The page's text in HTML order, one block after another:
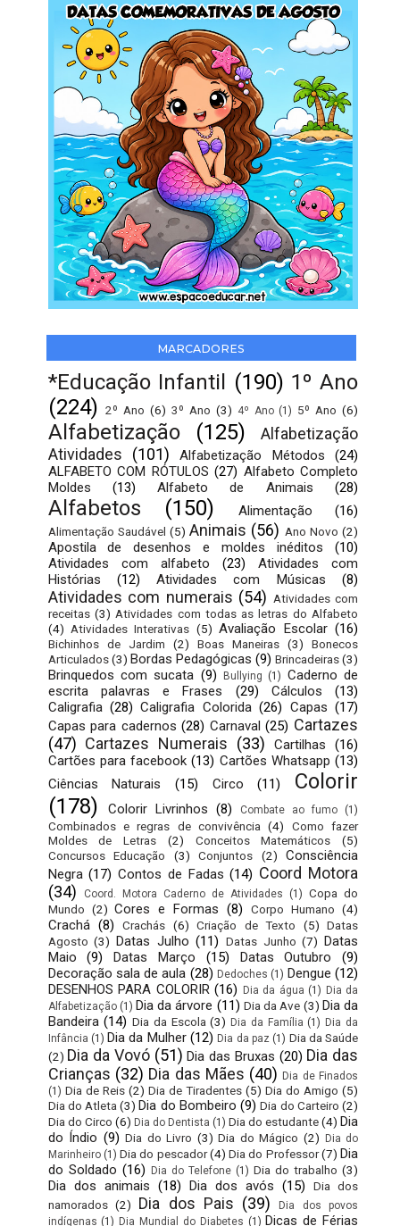
MARCADORES
*Educação Infantil (190) 1º Ano
(224) 2º Ano (6) 3º Ano (3) 4º Ano (1) 5º Ano (6)
Alfabetização (125)
Alfabetização
Atividades
(101) Alfabetização Métodos
(24)
ALFABETO COM RÓTULOS (27) Alfabeto Completo
Moldes
(13) Alfabeto de Animais (28)
Alfabetos (150) Alimentação (16)
Alimentação Saudável (5) Animais (56) Ano Novo (2)
Apostila de desenhos e moldes inéditos
(10)
Atividades com alfabeto
(23)
Atividades com
Histórias
(12) Atividades com Músicas (8)
Atividades com numerais (54) Atividades com
receitas (3) Atividades com todas as letras do Alfabeto
(4) Atividades Interativas (5) Avaliação Escolar (16)
Bichinhos de Jardim (2) Boas Maneiras (3)
Bonecos
Articulados (3) Bordas Pedagógicas (9) Brincadeiras(3)
Brinquedos com sucata (9) Bullying (1) Caderno de
escrita palavras e Frases
(29) Cálculos
(13)
Caligrafia (28) Caligrafia Colorida (26) Capas (17)
Capas para cadernos (28) Carnaval (25) Cartazes
(47) Cartazes Numerais (33) Cartilhas
(16)
Cartões para facebook (13) Cartões Whatsapp (13)
Ciências Naturais
(15) Circo (11)
Colorir
(178)
Colorir Livrinhos (8) Combate ao fumo (1)
Combinados e regras de convivência (4)
Como fazer
Moldes de Letras
(2) Conceitos Matemáticos
(5)
Concursos Educação
(3) Conjuntos (2)
Consciência
Negra (17) Contos de Fadas (14) Coord Motora
(34)
Coord. Motora Caderno de Atividades (1) Copa do
Mundo (2) Cores e Formas (8) Corpo Humano (4)
Crachá (8) Crachás (6) Criação de Texto (5) Datas
Agosto (3) Datas Julho (11) Datas Junho (7) Datas
Maio
(9) Datas Março (15) Datas Outubro
(9)
Decoração sala de aula (28) Dedoches (1) Dengue (12)
DESENHOS PARA COLORIR (16) Dia da água (1) Dia da
Alfabetização (1) Dia da árvore (11) Dia da Ave (3) Dia da
Bandeira (14) Dia da Escola (3) Dia da Família (1) Dia da
Infância (1) Dia da Mulher (12) Dia da paz (1) Dia da Saúde
(2) Dia da Vovó (51) Dia das Bruxas (20) Dia das
Crianças (32) Dia das Mães (40) Dia de Finados
(1) Dia de Reis (2) Dia de Tiradentes (5) Dia do Amigo (5)
Dia do Atleta (3) Dia do Bombeiro (9) Dia do Carteiro (2)
Dia do Circo (6) Dia do Dentista (1) Dia do estudante(4) Dia
do Índio (9) Dia do Livro (3) Dia do Mágico (2) Dia do
Marinheiro (1) Dia do pescador (4) Dia do Professor (7) Dia
do Soldado (16) Dia do Telefone (1) Dia do trabalho (3)
Dia dos animais (18) Dia dos avós (15)
Dia dos
namorados (2) Dia dos Pais (39)
Dia dos povos
indígenas (1) Dia Mundial do Diabetes (1) Dicas de Férias